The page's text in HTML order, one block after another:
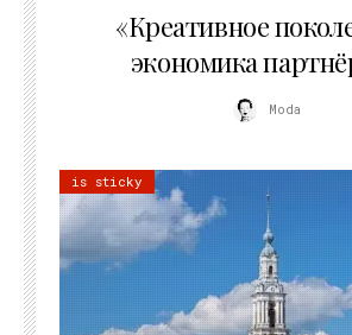
«Креативное
экономика
Moda
is sticky